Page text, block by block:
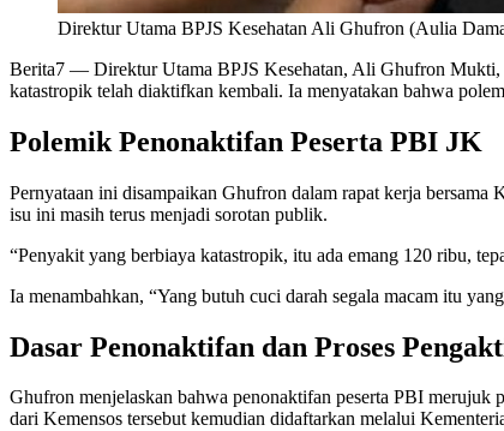
Direktur Utama BPJS Kesehatan Ali Ghufron (Aulia
Berita7 — Direktur Utama BPJS Kesehatan, Ali Ghufron Mukti,
katastropik telah diaktifkan kembali. Ia menyatakan bahwa
Polemik Penonaktifan Peserta PBI JK
Pernyataan ini disampaikan Ghufron dalam rapat kerja
isu ini masih terus menjadi sorotan publik.
“Penyakit yang berbiaya katastropik, itu ada emang 120 ribu,
Ia menambahkan, “Yang butuh cuci darah segala macam itu
Dasar Penonaktifan dan Proses
Ghufron menjelaskan bahwa penonaktifan peserta PBI
dari Kemensos tersebut kemudian didaftarkan melalui